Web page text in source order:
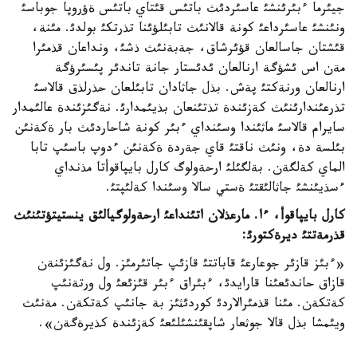
جيئرما ءبئرئنشئ عاسئردئث باتئس قئتاي باتئس ةؤروپا جوباسئ
ونئنشئ عاسئرداعئ كونة قالانئث تابئلؤئنا تذرتكئ بولدئ. مئنة،
قئشتان جاسالعان قؤئرشاق، جةبةنئث ذشئ، ونداعان قذمئرا
مةن اس ئشؤگة ارنالعان ئدئستار جانة تاندئر پئسئرؤگة
ارنالعان ورنةكتئ پةش. بذل جاثادان تابئلعان حذرلذق قالاسئ
تذرعئندارئنئث كةزئندة تذتئنعان بذيئمدارئ. نةگئزئندة عالئمدار
سايرام قالاسئ ماثئندا وسئنداي ءبئر كونة شاحاردئث بار ةكةنئن
بئلسة دة، ونئث ناقتئ قاي جةردة ةكةنئن ءدوپ باسئپ تابا
الماي كةلگةن. بةلگئلئ ارحةولوگ كارل بايپاقوأتا مذنداي
ءسذيئنشئ جاثالئقتئ ةستي سالا وسئندا كةلئپتئ.
كارل بايپاقوأ، ءا. مارعذلان اتئنداعئ ارحةولوگيالئق ينستيتؤتئنئث
قذرمةتتئ ديرةكتورئ:
«ءبئز قازئر جوعارعئ قاباتتئ قازئپ جاتئرمئز. ول نةگئزئنةن
قازاق حاندئعئنا قارايدئ، ءبئراق ءبئر قئزئعئ ول ورتةنئپ
كةتكةن. مئنا قذمئرالاردئ كوردئثئز بة جانئپ كةتكةن. مةنئث
ويئمشا بذل قالا جوثعار شاپقئنشئلئعئ كةزئندة كذيرةگةن».